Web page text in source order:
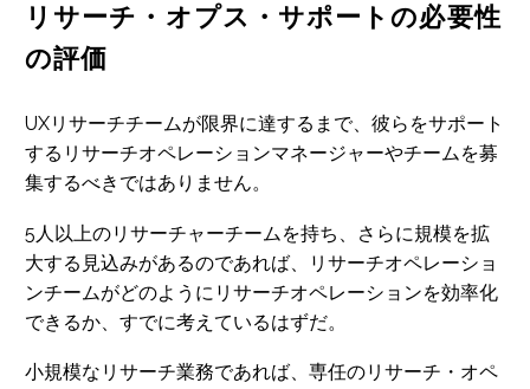
リサーチ・オプス・サポートの必要性
の評価
UXリサーチチームが限界に達するまで、彼らをサポート
するリサーチオペレーションマネージャーやチームを募
集するべきではありません。
5人以上のリサーチャーチームを持ち、さらに規模を拡
大する見込みがあるのであれば、リサーチオペレーショ
ンチームがどのようにリサーチオペレーションを効率化
できるか、すでに考えているはずだ。
小規模なリサーチ業務であれば、専任のリサーチ・オペ